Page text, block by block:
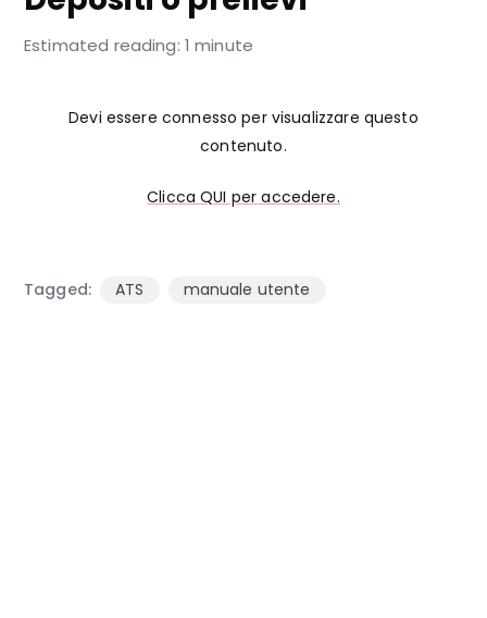
Estimated reading: 1 minute
Devi essere connesso per visualizzare questo
contenuto.
Clicca QUI per accedere.
Tagged: ATS manuale utente